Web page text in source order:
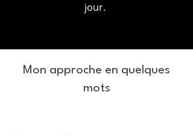
jour.
Mon approche en quelques
mots